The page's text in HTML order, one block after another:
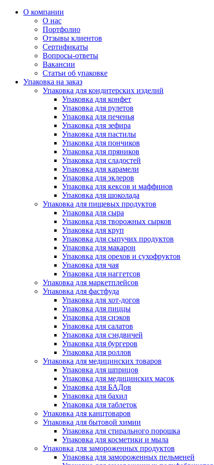
О компании
О нас
Портфолио
Отзывы клиентов
Сертификаты
Вопросы-ответы
Вакансии
Статьи об упаковке
Упаковка на заказ
Упаковка для кондитерских изделий
Упаковка для конфет
Упаковка для рулетов
Упаковка для печенья
Упаковка для зефира
Упаковка для пастилы
Упаковка для пончиков
Упаковка для пряников
Упаковка для сладостей
Упаковка для карамели
Упаковка для эклеров
Упаковка для кексов и маффинов
Упаковка для шоколада
Упаковка для пищевых продуктов
Упаковка для сыра
Упаковка для творожных сырков
Упаковка для круп
Упаковка для сыпучих продуктов
Упаковка для макарон
Упаковка для орехов и сухофруктов
Упаковка для чая
Упаковка для наггетсов
Упаковка для маркетплейсов
Упаковка для фастфуда
Упаковка для хот-догов
Упаковка для пиццы
Упаковка для снэков
Упаковка для салатов
Упаковка для сэндвичей
Упаковка для бургеров
Упаковка для роллов
Упаковка для медицинских товаров
Упаковка для шприцов
Упаковка для медицинских масок
Упаковка для БАДов
Упаковка для бахил
Упаковка для таблеток
Упаковка для канцтоваров
Упаковка для бытовой химии
Упаковка для стирального порошка
Упаковка для косметики и мыла
Упаковка для замороженных продуктов
Упаковка для замороженных пельменей